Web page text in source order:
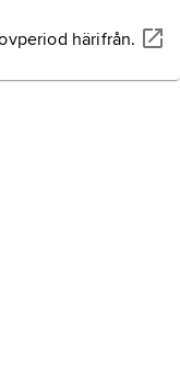
härifrån.